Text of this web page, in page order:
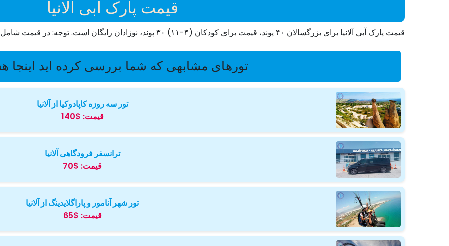
قیمت پارک آبی آلانیا
قیمت پارک آبی آلانیا برای بزرگسالان ۴۰ پوند، قیمت برای کودکان (۴-۱۱) ۳۰ پوند، نوزادان رایگان است. توجه: در قیمت شامل ترانسفر رایگان، ناهار، نوشیدنی، بلیط ورودی می باشد
تورهای مشابهی که شما بررسی کرده اید اینجا
تور سه روزه کاپادوکیا از آلانیا
قیمت: $140
ترانسفر فرودگاهی آلانیا
قیمت: $70
تور شهر آنامور و پاراگلایدینگ از آلانیا
قیمت: $65